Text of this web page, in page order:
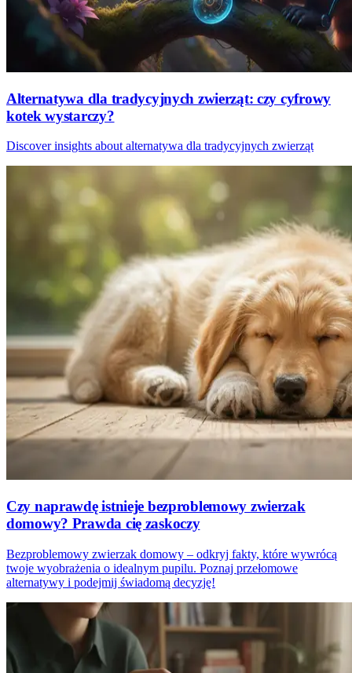
Alternatywa dla tradycyjnych zwierząt: czy cyfrowy
kotek wystarczy?
Discover insights about alternatywa dla tradycyjnych zwierząt
Czy naprawdę istnieje bezproblemowy zwierzak
domowy? Prawda cię zaskoczy
Bezproblemowy zwierzak domowy – odkryj fakty, które wywrócą
twoje wyobrażenia o idealnym pupilu. Poznaj przełomowe
alternatywy i podejmij świadomą decyzję!